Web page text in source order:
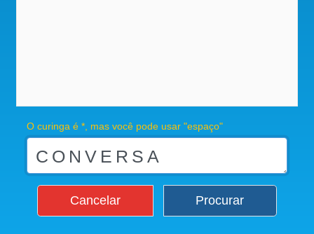
O curinga é *, mas você pode usar "espaço"
Cancelar Procurar